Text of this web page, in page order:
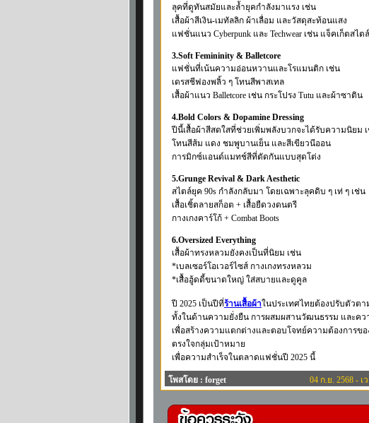
ลุคที่ดูทันสมัยและล้ำยุคกำลังมาแรง เช่น
เสื้อผ้าสีเงิน-เมทัลลิก ผ้าเลื่อม และวัสดุสะท้อนแสง
แฟชั่นแนว Cyberpunk และ Techwear เช่น แจ็คเก็ตสไ
3.Soft Femininity & Balletcore
แฟชั่นที่เน้นความอ่อนหวานและโรแมนติก เช่น
เดรสชีฟองพลิ้ว ๆ โทนสีพาสเทล
เสื้อผ้าแนว Balletcore เช่น กระโปรง Tutu และผ้าซาติน
4.Bold Colors & Dopamine Dressing
ปีนี้เสื้อผ้าสีสดใสที่ช่วยเพิ่มพลังบวกจะได้รับความนิยม
โทนสีส้ม แดง ชมพูบานเย็น และสีเขียวนีออน
การมิกซ์แอนด์แมทช์สีที่ตัดกันแบบสุดโต่ง
5.Grunge Revival & Dark Aesthetic
สไตล์ยุค 90s กำลังกลับมา โดยเฉพาะลุคดิบ ๆ เท่ ๆ เช่น
เสื้อเชิ้ตลายสก็อต + เสื้อยืดวงดนตรี
กางเกงคาร์โก้ + Combat Boots
6.Oversized Everything
เสื้อผ้าทรงหลวมยังคงเป็นที่นิยม เช่น
*เบลเซอร์โอเวอร์ไซส์ กางเกงทรงหลวม
*เสื้อฮู้ดดี้ขนาดใหญ่ ใส่สบายและดูคูล
ปี 2025 เป็นปีที่ร้านเสื้อผ้าในประเทศไทยต้องปรับตัวต
ทั้งในด้านความยั่งยืน การผสมผสานวัฒนธรรม และค
เพื่อสร้างความแตกต่างและตอบโจทย์ความต้องการ
ตรงใจกลุ่มเป้าหมาย
เพื่อความสำเร็จในตลาดแฟชั่นปี 2025 นี้
โพสโดย : forget 04 ก.ย. 2568 - เ